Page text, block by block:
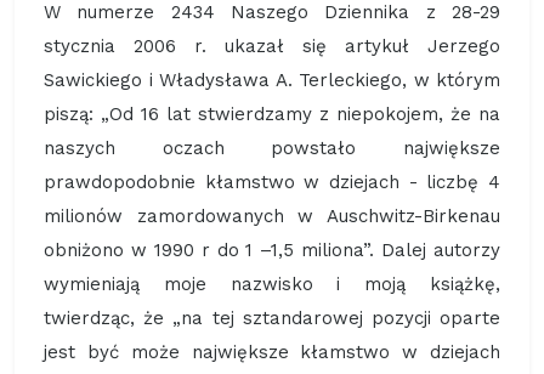
W numerze 2434 Naszego Dziennika z 28-29
stycznia 2006 r. ukazał się artykuł Jerzego
Sawickiego i Władysława A. Terleckiego, w którym
piszą: „Od 16 lat stwierdzamy z niepokojem, że na
naszych oczach powstało największe
prawdopodobnie kłamstwo w dziejach - liczbę 4
milionów zamordowanych w Auschwitz-Birkenau
obniżono w 1990 r do 1 –1,5 miliona”. Dalej autorzy
wymieniają moje nazwisko i moją książkę,
twierdząc, że „na tej sztandarowej pozycji oparte
jest być może największe kłamstwo w dziejach